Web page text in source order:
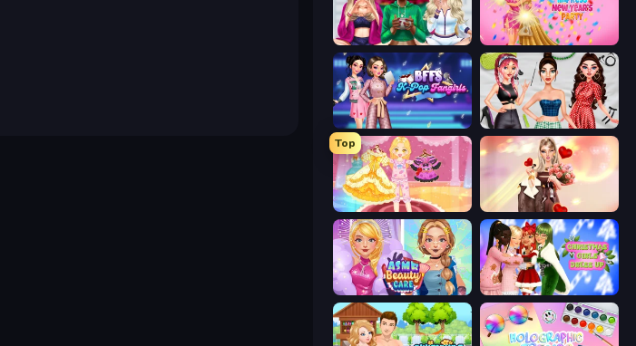
BFFs Luxury Loungewear Dress To Impress: New Year's Party
BFFs K-Pop Fangirls Brat Girl Summer
Top
Royal Glow Princess Makeover GRWM Date Night
ASMR Beauty Care Christmas Girls Dress Up